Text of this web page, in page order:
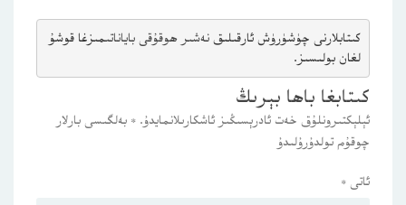
كىتابلارنى چۈشۈرۈش ئارقىلىق نەشىر ھوقۇقى باياناتىمىزغا قوشۇ
لغان بولىسىز.
كىتابغا باھا بېرىڭ
ئېلېكتىرونلۇق خەت ئادرېسىڭىز ئاشكارىلانمايدۇ. * بەلگىسى بارلار
چوقۇم تولدۇرۇلىدۇ
ئاتى *